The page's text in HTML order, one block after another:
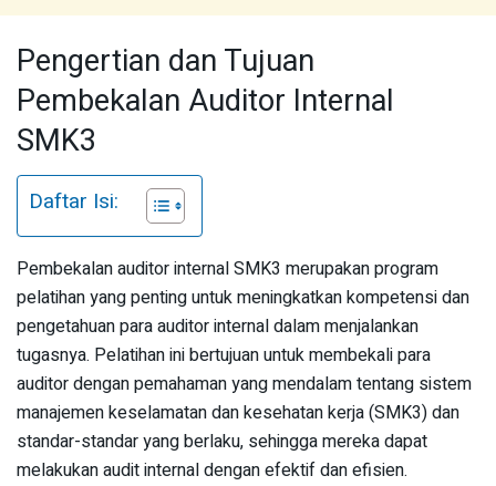
Pengertian dan Tujuan
Pembekalan Auditor Internal
SMK3
Daftar Isi:
Pembekalan auditor internal SMK3 merupakan program
pelatihan yang penting untuk meningkatkan kompetensi dan
pengetahuan para auditor internal dalam menjalankan
tugasnya. Pelatihan ini bertujuan untuk membekali para
auditor dengan pemahaman yang mendalam tentang sistem
manajemen keselamatan dan kesehatan kerja (SMK3) dan
standar-standar yang berlaku, sehingga mereka dapat
melakukan audit internal dengan efektif dan efisien.